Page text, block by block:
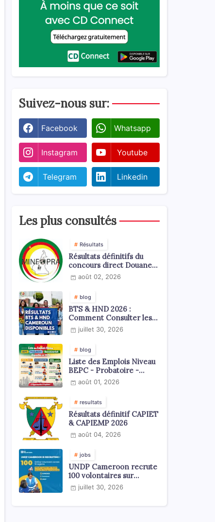
Suivez-nous sur:
Facebook Whatsapp
Instagram Youtube
Telegram Linkedin
Les plus consultés
Résultats
Résultats définitifs du
concours direct Douanes
2026août 02, 2026
blog
BTS & HND 2026 :
Comment Consulter les
Résultats ?
juillet 30, 2026
blog
Liste des Emplois Niveau
BEPC - Probatoire -
Baccalauréat dispoblible
en 2026
août 01, 2026
resultats
Résultats définitif CAPIET
& CAPIEMP 2026
août 04, 2026
jobs
UNDP Cameroon recrute
100 volontaires sur
l'échelle du territoire
national
juillet 30, 2026